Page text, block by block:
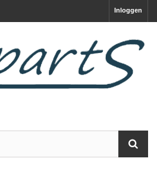
Inloggen